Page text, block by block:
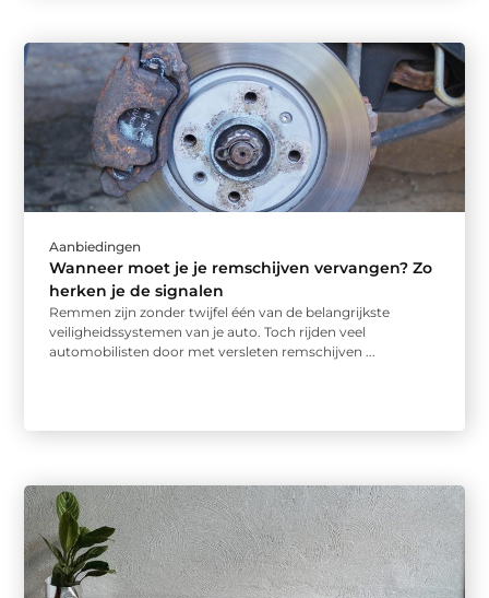
Aanbiedingen
Wanneer moet je je remschijven vervangen? Zo
herken je de signalen
Remmen zijn zonder twijfel één van de belangrijkste
veiligheidssystemen van je auto. Toch rijden veel
automobilisten door met versleten remschijven ...